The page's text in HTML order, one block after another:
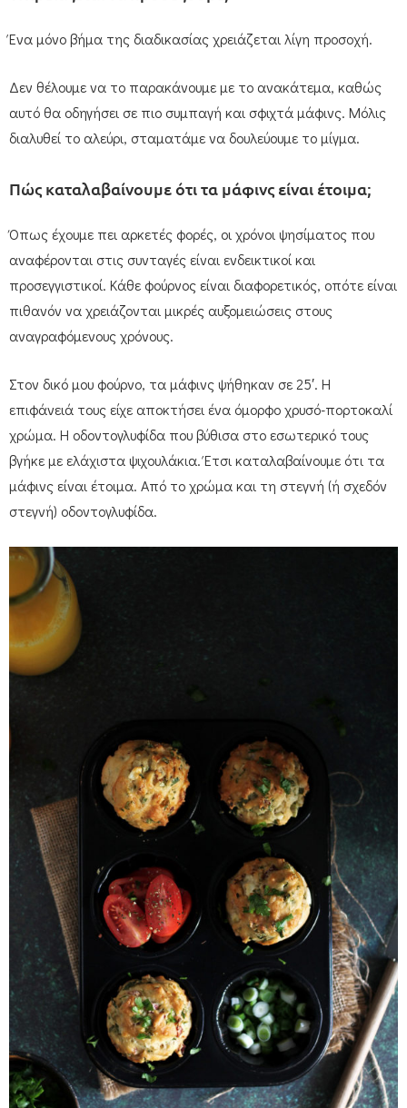
Ένα μόνο βήμα της διαδικασίας χρειάζεται λίγη προσοχή.
Δεν θέλουμε να το παρακάνουμε με το ανακάτεμα, καθώς
αυτό θα οδηγήσει σε πιο συμπαγή και σφιχτά μάφινς. Μόλις
διαλυθεί το αλεύρι, σταματάμε να δουλεύουμε το μίγμα.
Πώς καταλαβαίνουμε ότι τα μάφινς είναι έτοιμα;
Όπως έχουμε πει αρκετές φορές, οι χρόνοι ψησίματος που
αναφέρονται στις συνταγές είναι ενδεικτικοί και
προσεγγιστικοί. Κάθε φούρνος είναι διαφορετικός, οπότε είναι
πιθανόν να χρειάζονται μικρές αυξομειώσεις στους
αναγραφόμενους χρόνους.
Στον δικό μου φούρνο, τα μάφινς ψήθηκαν σε 25′. Η
επιφάνειά τους είχε αποκτήσει ένα όμορφο χρυσό-πορτοκαλί
χρώμα. Η οδοντογλυφίδα που βύθισα στο εσωτερικό τους
βγήκε με ελάχιστα ψιχουλάκια. Έτσι καταλαβαίνουμε ότι τα
μάφινς είναι έτοιμα. Από το χρώμα και τη στεγνή (ή σχεδόν
στεγνή) οδοντογλυφίδα.